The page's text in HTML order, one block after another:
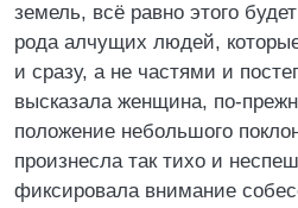
земель, всё равно этого
рода алчущих людей,
и сразу, а не частями и
высказала женщина, по-
положение небольшого
произнесла так тихо и
фиксировала внимание